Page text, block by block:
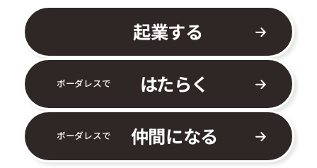
起業する
ボーダレスで はたらく
ボーダレスで 仲間になる